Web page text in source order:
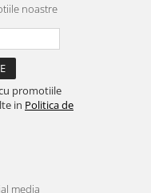
noastre
promotiile
in Politica de
media